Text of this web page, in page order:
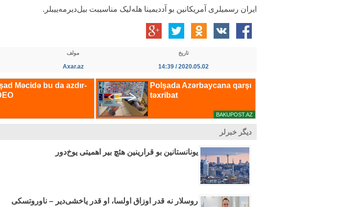
ایران رسمیلری آمریکانین بو آددیمینا هله‌لیک مناسیبت بیل‌دیرمه‌ییبلر.
تاریخ
2020.05.02 / 14:39
مولف
Axar.az
دیگر خبرلر
یونانستانین بو قرارینین هئچ بیر اهمیتی یوخ‌دور
روسلار نه قدر اوزاق اولسا، او قدر یاخشی‌دیر – ناوروتسکی